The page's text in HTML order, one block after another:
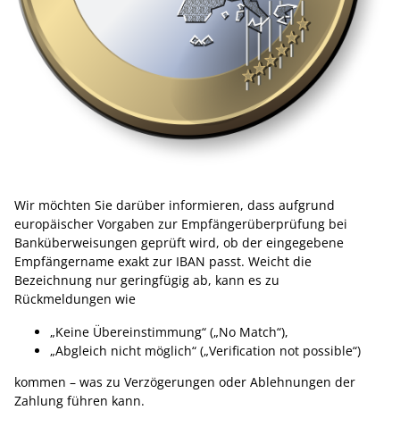
Wir möchten Sie darüber informieren, dass aufgrund
europäischer Vorgaben zur Empfängerüberprüfung bei
Banküberweisungen geprüft wird, ob der eingegebene
Empfängername exakt zur IBAN passt. Weicht die
Bezeichnung nur geringfügig ab, kann es zu
Rückmeldungen wie
„Keine Übereinstimmung“ („No Match“),
„Abgleich nicht möglich“ („Verification not possible“)
kommen – was zu Verzögerungen oder Ablehnungen der
Zahlung führen kann.